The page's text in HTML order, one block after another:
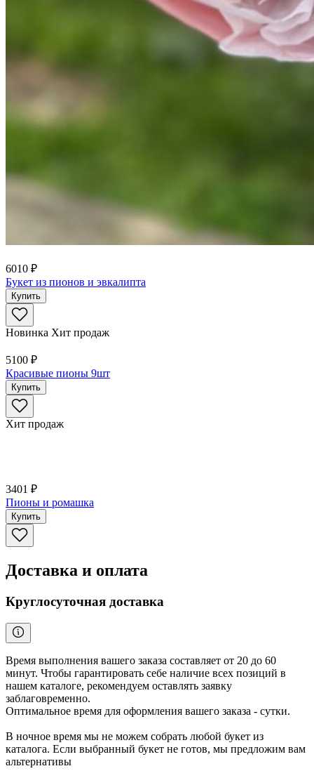
6010 ₽
Букет из пионов и эвкалипта
Купить
Новинка Хит продаж
5100 ₽
Красивые пионы 9шт
Купить
Хит продаж
3401 ₽
Пионы и ромашка
Купить
Доставка и оплата
Круглосуточная доставка
Время выполнения вашего заказа составляет от 20 до 60
минут. Чтобы гарантировать себе наличие всех позиций в
нашем каталоге, рекомендуем оставлять заявку
заблаговременно.
Оптимальное время для оформления вашего заказа - сутки.
В ночное время мы не можем собрать любой букет из
каталога. Если выбранный букет не готов, мы предложим вам
альтернативы